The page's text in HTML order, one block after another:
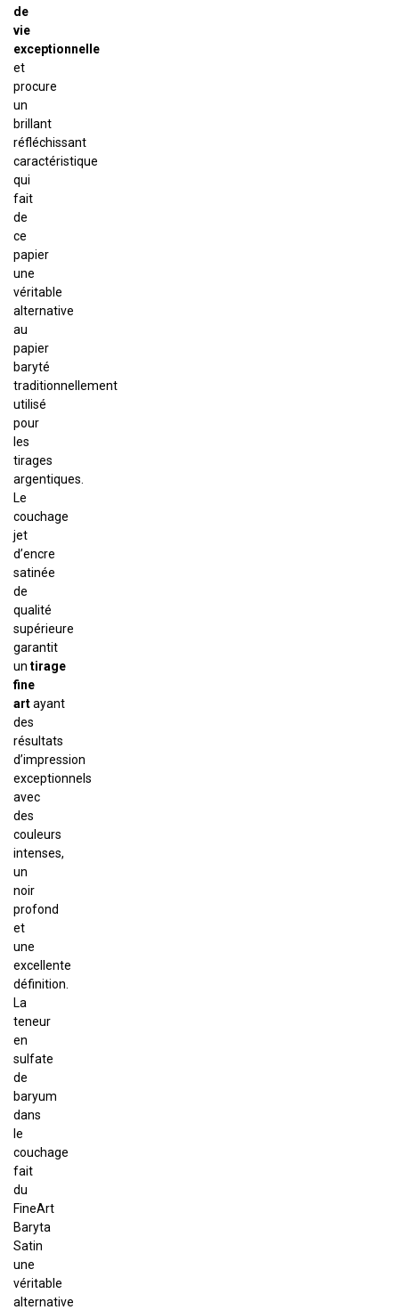
de
vie
exceptionnelle
et
procure
un
brillant
réfléchissant
caractéristique
qui
fait
de
ce
papier
une
véritable
alternative
au
papier
baryté
traditionnellement
utilisé
pour
les
tirages
argentiques.
Le
couchage
jet
d’encre
satinée
de
qualité
supérieure
garantit
un tirage
fine
artayant
des
résultats
d’impression
exceptionnels
avec
des
couleurs
intenses,
un
noir
profond
et
une
excellente
définition.
La
teneur
en
sulfate
de
baryum
dans
le
couchage
fait
du
FineArt
Baryta
Satin
une
véritable
alternative